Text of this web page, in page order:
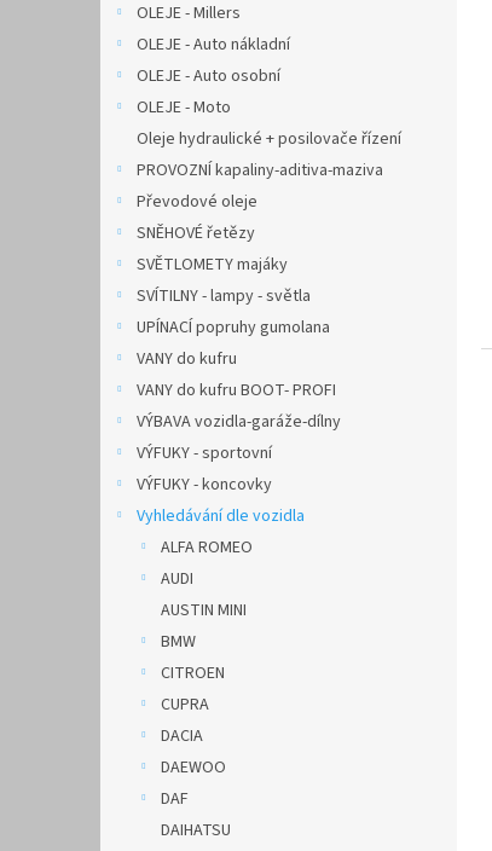
OLEJE - Millers
OLEJE - Auto nákladní
OLEJE - Auto osobní
OLEJE - Moto
Oleje hydraulické + posilovače řízení
PROVOZNÍ kapaliny-aditiva-maziva
Převodové oleje
SNĚHOVÉ řetězy
SVĚTLOMETY majáky
SVÍTILNY - lampy - světla
UPÍNACÍ popruhy gumolana
VANY do kufru
VANY do kufru BOOT- PROFI
VÝBAVA vozidla-garáže-dílny
VÝFUKY - sportovní
VÝFUKY - koncovky
Vyhledávání dle vozidla
ALFA ROMEO
AUDI
AUSTIN MINI
BMW
CITROEN
CUPRA
DACIA
DAEWOO
DAF
DAIHATSU